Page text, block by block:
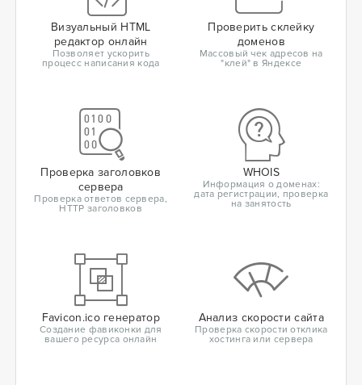
Визуальный HTML
редактор онлайн
Позволяет ускорить
процесс написания кода
Проверить склейку
доменов
Массовый чек адресов на
"клей" в Яндексе
Проверка заголовков
сервера
Проверка ответов сервера,
HTTP заголовков
WHOIS
Информация о доменах:
дата регистрации, проверка
на занятость
Favicon.ico генератор
Создание фавиконки для
вашего ресурса онлайн
Анализ скорости сайта
Проверка скорости отклика
хостинга или сервера